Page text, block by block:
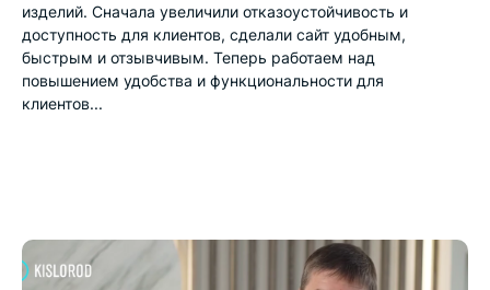
изделий. Сначала увеличили отказоустойчивость и
доступность для клиентов, сделали сайт удобным,
быстрым и отзывчивым. Теперь работаем над
повышением удобства и функциональности для
клиентов...